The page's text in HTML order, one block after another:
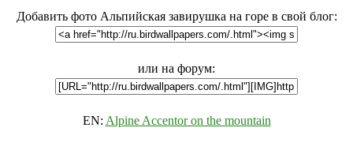
Добавить фото Альпийская завирушка на горе в свой блог:
или на форум:
EN: Alpine Accentor on the mountain